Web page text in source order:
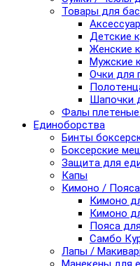
Товары для
Детские
Женские
Мужские
Очки для
Шапочки
Фалы
Единоборства
Бинты
Боксерские
Защита для
Капы
Кимоно / Пояса
Кимоно
Кимоно
Пояса
Самбо
Лапы /